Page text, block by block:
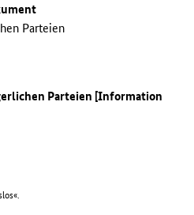
Parteien
Parteien [Information